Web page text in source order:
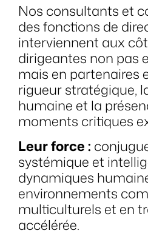
Nos consultants et
des fonctions de
interviennent aux
dirigeantes non pas
mais en partenaires
rigueur stratégique,
humaine et la
moments critiques
Leur force :
systémique et
dynamiques
environnements
multiculturels et en
accélérée.